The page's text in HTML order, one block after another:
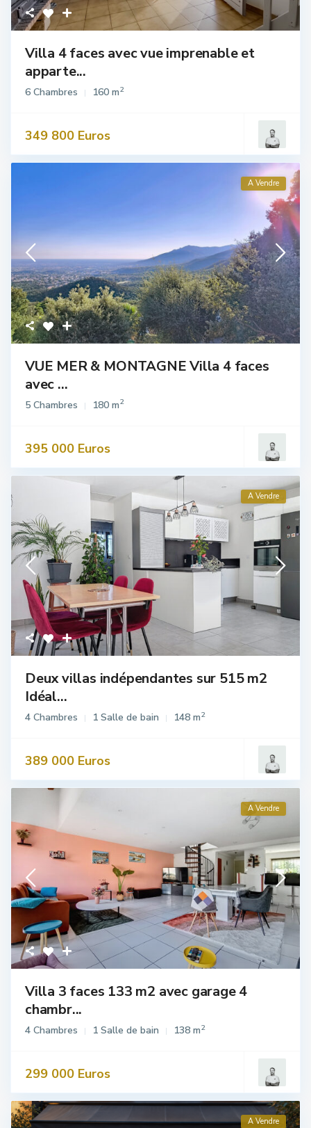
Villa 4 faces avec vue imprenable et
apparte...
6 Chambres 160 m2
349 800 Euros
A Vendre
VUE MER & MONTAGNE Villa 4 faces
avec ...
5 Chambres 180 m2
395 000 Euros
A Vendre
Deux villas indépendantes sur 515 m2
Idéal...
4 Chambres 1 Salle de bain 148 m2
389 000 Euros
A Vendre
Villa 3 faces 133 m2 avec garage 4
chambr...
4 Chambres 1 Salle de bain 138 m2
299 000 Euros
A Vendre